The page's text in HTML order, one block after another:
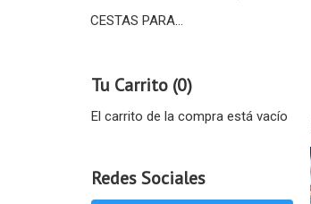
CESTAS PARA...
Tu Carrito (0)
El carrito de la compra está vacío
Redes Sociales